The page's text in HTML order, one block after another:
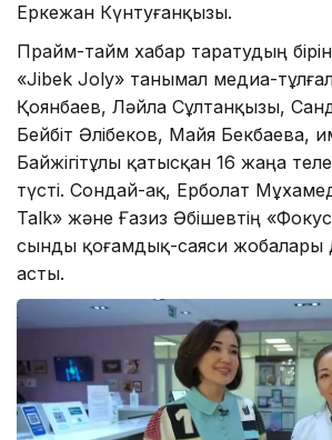
Еркежан Күнтуғанқызы.
Прайм-тайм хабар таратудың
«Jibek Joly» танымал медиа-
Қоянбаев, Ләйла Сұлтанқызы,
Бейбіт Әлібеков, Майя Бекбаева,
Байжігітұлы қатысқан 16 жаңа
түсті. Сондай-ақ, Ерболат
Talk» және Ғазиз Әбішевтің
сынды қоғамдық-саяси жобалары
асты.